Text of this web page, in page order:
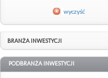
wyczyść
BRANŻA INWESTYCJI
PODBRANŻA INWESTYCJI